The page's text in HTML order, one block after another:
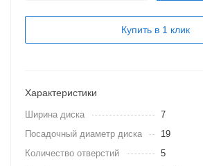
Купить в 1 клик
Характеристики
Ширина диска
7
Посадочный диаметр диска
19
Количество отверстий
5